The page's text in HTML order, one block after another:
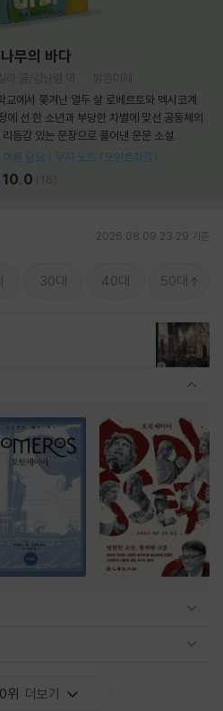
무의 바다
교에서 쫓겨난 열두 살 로베르토와 멕시코계
선 한 소년과 부당한 차별에 맞선 공동체의
듬감 있는 문장으로 풀어낸 운문 소설.
름 담요 / 무지 노트 (포인트차감)
10.0
2026.08.09 23:29 기준
30대 40대 50대
위 더보기